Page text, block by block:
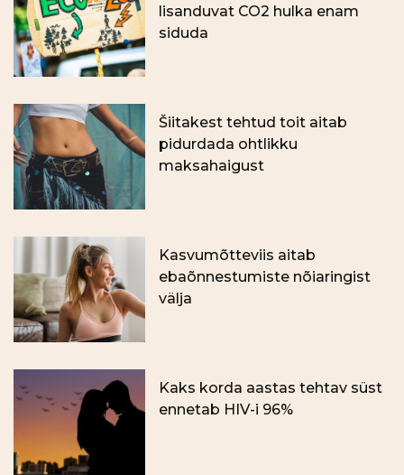
lisanduvat CO2 hulka enam
siduda
Šiitakest tehtud toit aitab
pidurdada ohtlikku
maksahaigust
Kasvumõtteviis aitab
ebaõnnestumiste nõiaringist
välja
Kaks korda aastas tehtav süst
ennetab HIV-i 96%